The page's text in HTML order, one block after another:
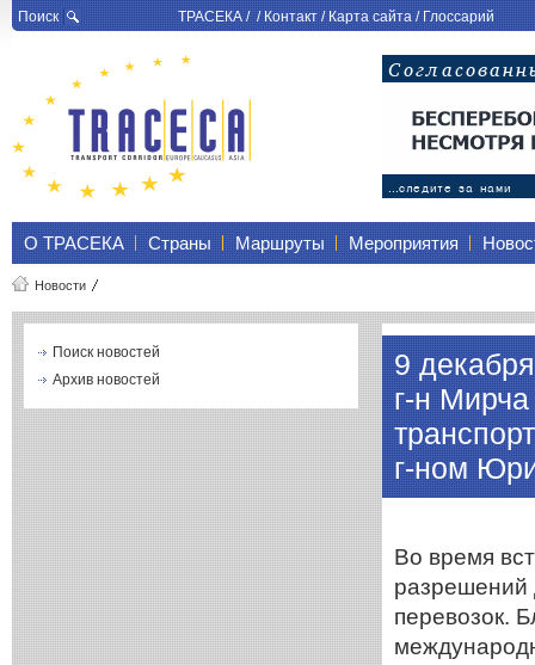
Поиск ТРАСЕКА/ /Контакт/Карта сайта/Глоссарий
О ТРАСЕКА Страны Маршруты Мероприятия
Новости
Поиск новостей
Архив новостей
9
г-н
г-ном
Во время
разрешений
перевозок.